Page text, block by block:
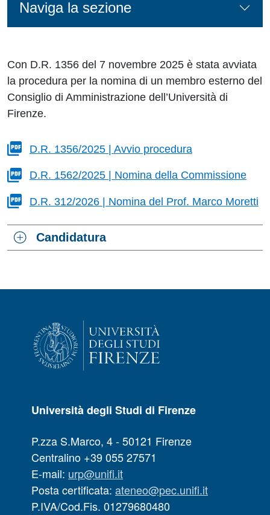
Con D.R. 1356 del 7 novembre 2025 è stata avviata
la procedura per la nomina di un membro esterno del
Consiglio di Amministrazione dell’Università di
Firenze.
D.R. 1356/2025 | Avvio procedura
D.R. 1562/2025 | Nomina della Commissione
D.R. 312/2026 | Nomina del Prof. Marco Moretti
Candidatura
Naviga la sezione
Università degli Studi di Firenze
P.zza S.Marco, 4 - 50121 Firenze
Centralino +39 055 27571
E-mail: urp@unifi.it
Posta certificata: ateneo@pec.unifi.it
P.IVA/Cod.Fis. 01279680480